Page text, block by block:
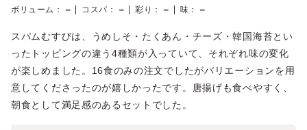
ボリューム ： － コスパ ： － 彩り ： － 味 ： －
スパムむすびは、うめしそ・たくあん・チーズ・韓国海苔とい
ったトッピングの違う4種類が入っていて、それぞれ味の変化
が楽しめました。16食のみの注文でしたがバリエーションを用
意してくださったのが嬉しかったです。唐揚げも食べやすく、
朝食として満足感のあるセットでした。